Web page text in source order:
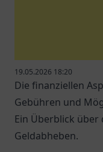
19.05.2026 18:20
Die finanziellen
Gebühren und
Ein Überblick
Geldabheben.